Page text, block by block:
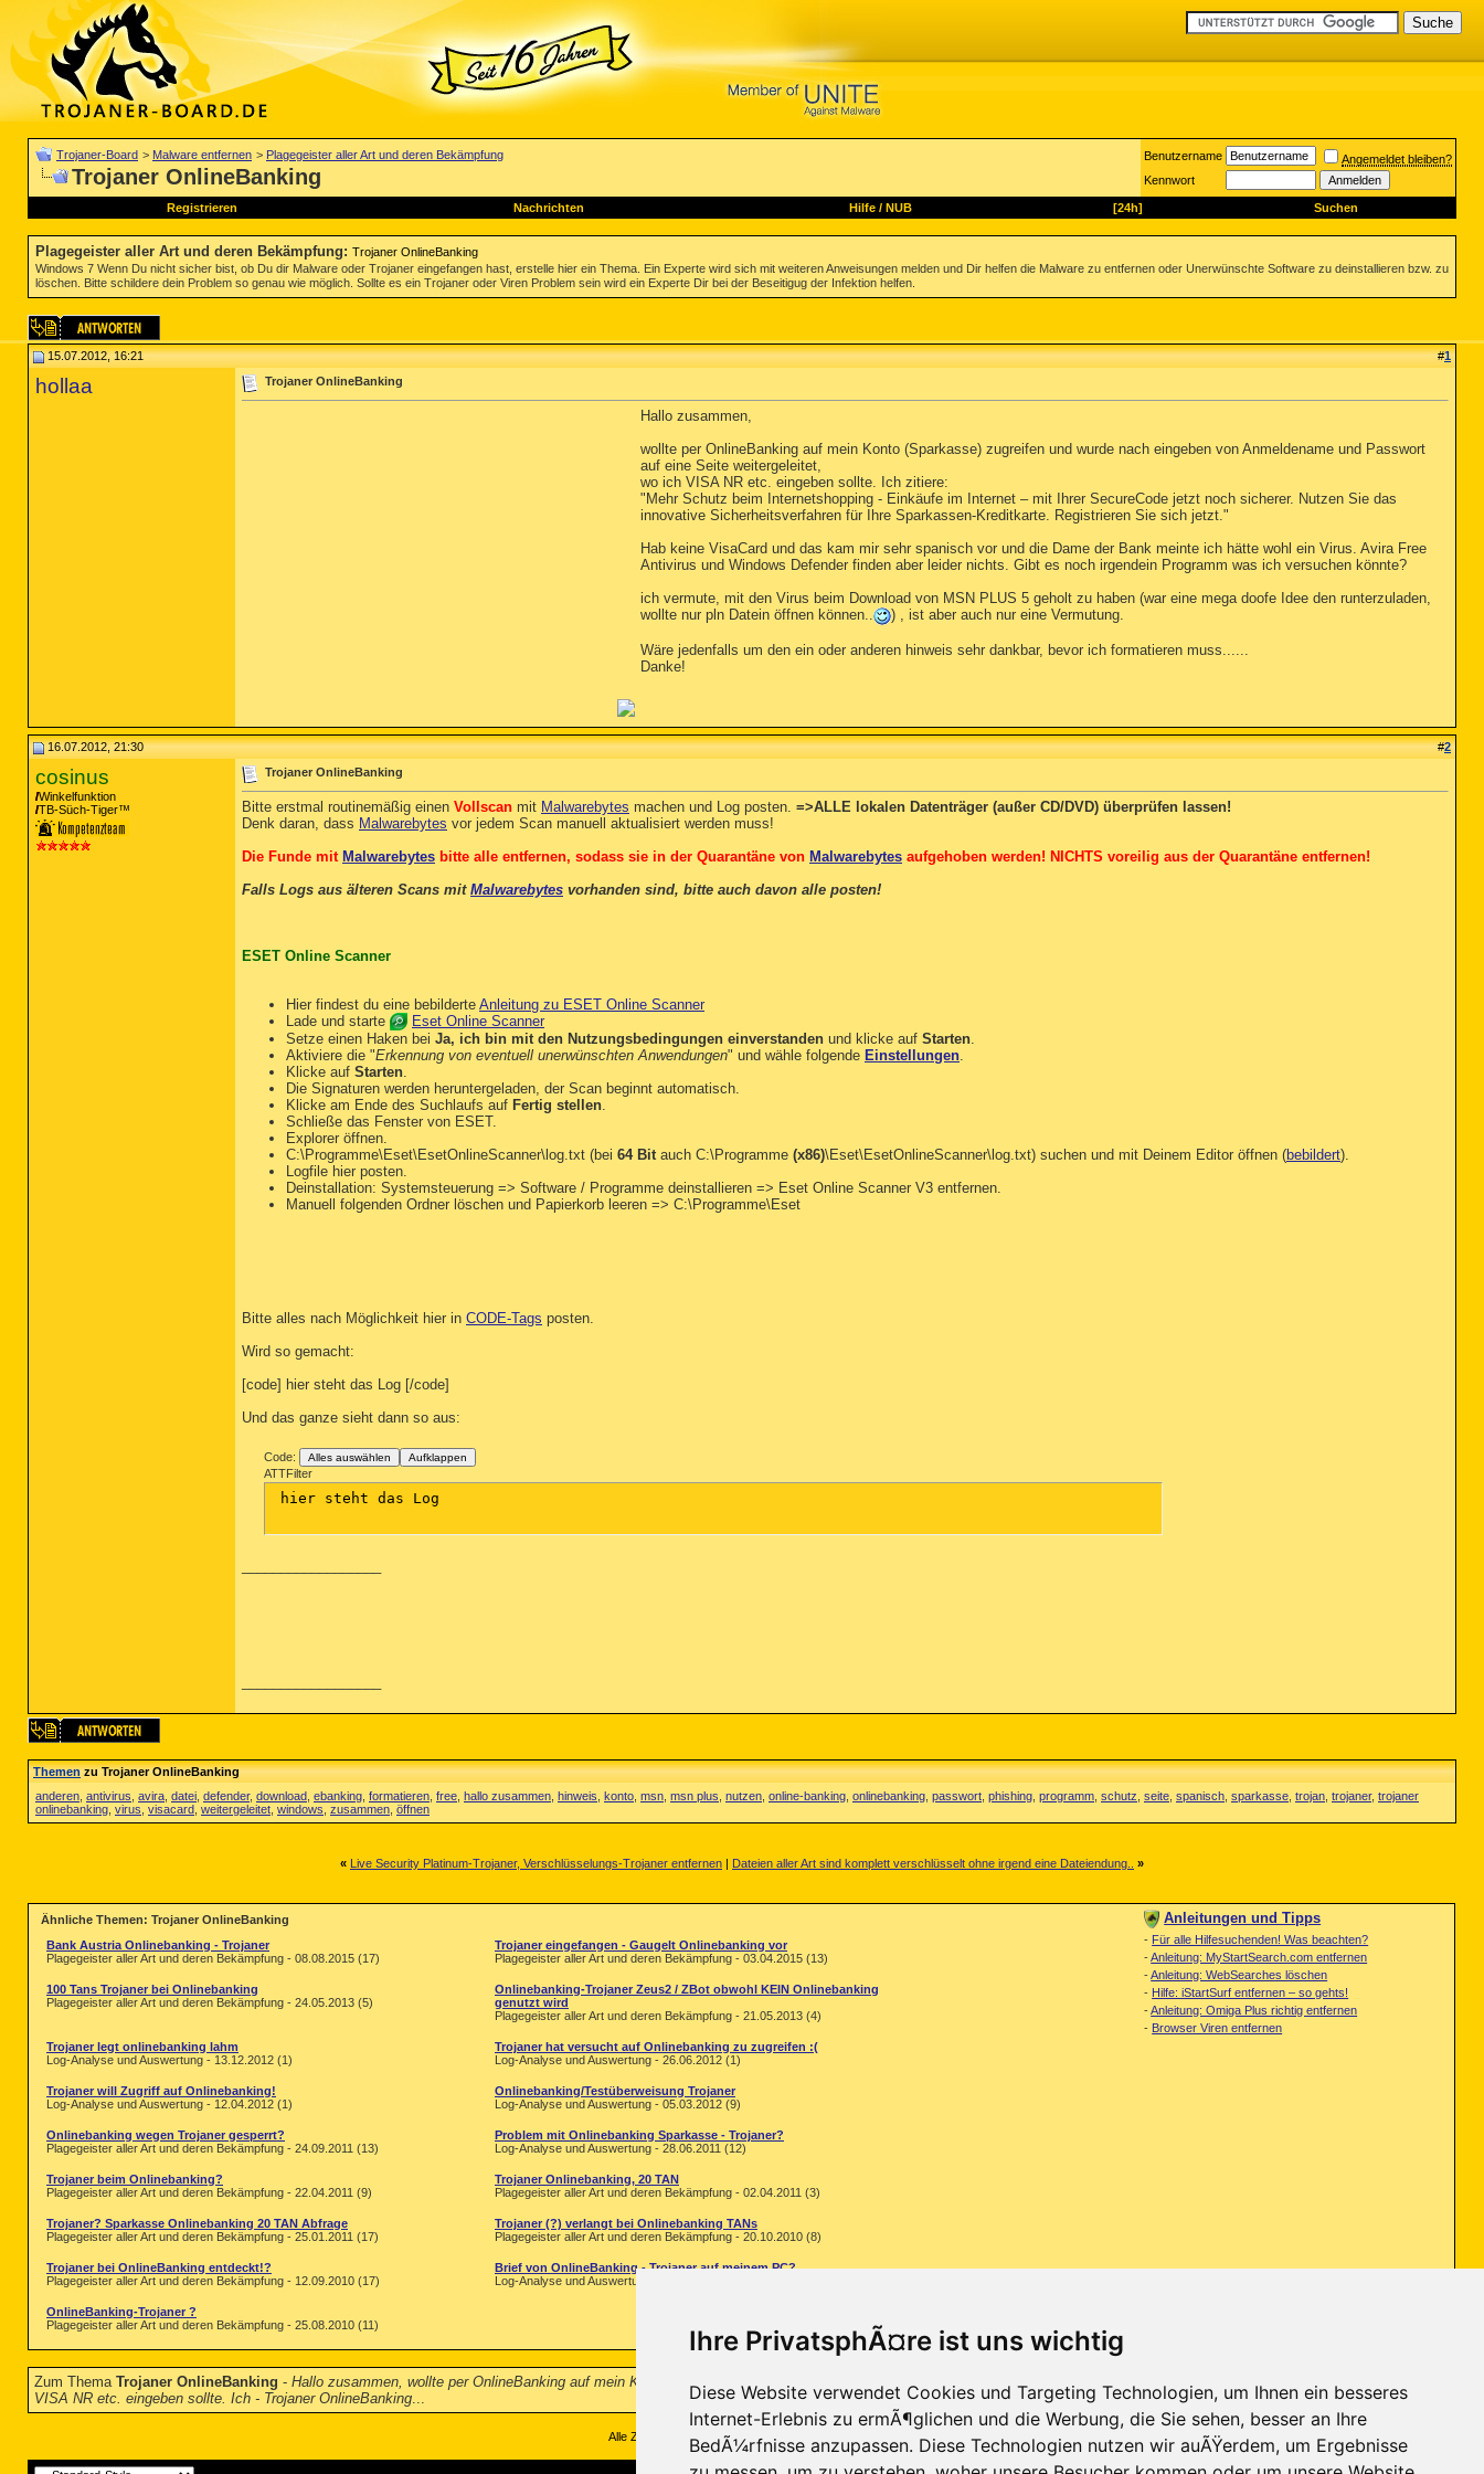
Ihre PrivatsphÃ¤re ist uns wichtig
Diese Website verwendet Cookies und Targeting Technologien, um Ihnen ein besseres
Internet-Erlebnis zu ermÃ¶glichen und die Werbung, die Sie sehen, besser an Ihre
BedÃ¼rfnisse anzupassen. Diese Technologien nutzen wir auÃŸerdem, um Ergebnisse
Trojaner-Board > Malware entfernen > Plagegeister aller Art und deren Bekämpfung
Trojaner OnlineBanking
Benutzername
Angemeldet bleiben?
Kennwort
Registrieren Nachrichten Hilfe/ NUB [24h] Suchen
Plagegeister aller Art und deren Bekämpfung: Trojaner OnlineBanking
Windows 7 Wenn Du nicht sicher bist, ob Du dir Malware oder Trojaner eingefangen hast, erstelle hier ein Thema. Ein Experte wird sich mit weiteren Anweisungen melden und Dir helfen die Malware zu entfernen oder Unerwünschte Software zu deinstallieren bzw. zu
löschen. Bitte schildere dein Problem so genau wie möglich. Sollte es ein Trojaner oder Viren Problem sein wird ein Experte Dir bei der Beseitigug der Infektion helfen.
15.07.2012, 16:21 #1
hollaa Trojaner OnlineBanking
Hallo zusammen,
wollte per OnlineBanking auf mein Konto (Sparkasse) zugreifen und wurde nach eingeben von Anmeldename und Passwort
auf eine Seite weitergeleitet,
wo ich VISA NR etc. eingeben sollte. Ich zitiere:
"Mehr Schutz beim Internetshopping - Einkäufe im Internet – mit Ihrer SecureCode jetzt noch sicherer. Nutzen Sie das
innovative Sicherheitsverfahren für Ihre Sparkassen-Kreditkarte. Registrieren Sie sich jetzt."
Hab keine VisaCard und das kam mir sehr spanisch vor und die Dame der Bank meinte ich hätte wohl ein Virus. Avira Free
Antivirus und Windows Defender finden aber leider nichts. Gibt es noch irgendein Programm was ich versuchen könnte?
ich vermute, mit den Virus beim Download von MSN PLUS 5 geholt zu haben (war eine mega doofe Idee den runterzuladen,
wollte nur pln Datein öffnen können..
) , ist aber auch nur eine Vermutung.
Wäre jedenfalls um den ein oder anderen hinweis sehr dankbar, bevor ich formatieren muss......
Danke!
16.07.2012, 21:30 #2
cosinus
Winkelfunktion
TB-Süch-Tiger™
Trojaner OnlineBanking
Bitte erstmal routinemäßig einen Vollscan mit Malwarebytes machen und Log posten. =>ALLE lokalen Datenträger (außer CD/DVD) überprüfen lassen!
Denk daran, dass Malwarebytes vor jedem Scan manuell aktualisiert werden muss!
Die Funde mit Malwarebytes bitte alle entfernen, sodass sie in der Quarantäne von Malwarebytes aufgehoben werden! NICHTS voreilig aus der Quarantäne entfernen!
Falls Logs aus älteren Scans mit Malwarebytes vorhanden sind, bitte auch davon alle posten!
ESET Online Scanner
Hier findest du eine bebilderte Anleitung zu ESET Online Scanner
Lade und starte
Eset Online Scanner
Setze einen Haken bei Ja, ich bin mit den Nutzungsbedingungen einverstanden und klicke auf Starten.
Aktiviere die "Erkennung von eventuell unerwünschten Anwendungen" und wähle folgende Einstellungen.
Klicke auf Starten.
Die Signaturen werden heruntergeladen, der Scan beginnt automatisch.
Klicke am Ende des Suchlaufs auf Fertig stellen.
Schließe das Fenster von ESET.
Explorer öffnen.
C:\Programme\Eset\EsetOnlineScanner\log.txt (bei 64 Bitauch C:\Programme (x86)\Eset\EsetOnlineScanner\log.txt) suchen und mit Deinem Editor öffnen (bebildert).
Logfile hier posten.
Deinstallation: Systemsteuerung => Software / Programme deinstallieren => Eset Online Scanner V3 entfernen.
Manuell folgenden Ordner löschen und Papierkorb leeren => C:\Programme\Eset
Bitte alles nach Möglichkeit hier in CODE-Tags posten.
Wird so gemacht:
[code] hier steht das Log [/code]
Und das ganze sieht dann so aus:
Code: Alles auswählen Aufklappen
ATTFilter
hier steht das Log
Themenzu Trojaner OnlineBanking
anderen antivirus avira datei defender, download ebanking formatieren free hallo zusammen hinweis konto msn msn plus nutzen online-banking onlinebanking passwort phishing programm schutz seite spanisch sparkasse trojan trojaner, trojaner
onlinebanking virus visacard weitergeleitet windows zusammen öffnen
« Live Security Platinum-Trojaner, Verschlüsselungs-Trojaner entfernen | Dateien aller Art sind komplett verschlüsselt ohne irgend eine Dateiendung.. »
Ähnliche Themen: Trojaner OnlineBanking
Bank Austria Onlinebanking - Trojaner
Plagegeister aller Art und deren Bekämpfung - 08.08.2015 (17)
Trojaner eingefangen - Gaugelt Onlinebanking vor
Plagegeister aller Art und deren Bekämpfung - 03.04.2015 (13)
100 Tans Trojaner bei Onlinebanking
Plagegeister aller Art und deren Bekämpfung - 24.05.2013 (5)
Onlinebanking-Trojaner Zeus2 / ZBot obwohl KEIN Onlinebanking
genutzt wird
Plagegeister aller Art und deren Bekämpfung - 21.05.2013 (4)
Trojaner legt onlinebanking lahm
Log-Analyse und Auswertung - 13.12.2012 (1)
Trojaner hat versucht auf Onlinebanking zu zugreifen :(
Log-Analyse und Auswertung - 26.06.2012 (1)
Trojaner will Zugriff auf Onlinebanking!
Log-Analyse und Auswertung - 12.04.2012 (1)
Onlinebanking/Testüberweisung Trojaner
Log-Analyse und Auswertung - 05.03.2012 (9)
Onlinebanking wegen Trojaner gesperrt?
Plagegeister aller Art und deren Bekämpfung - 24.09.2011 (13)
Problem mit Onlinebanking Sparkasse - Trojaner?
Log-Analyse und Auswertung - 28.06.2011 (12)
Trojaner beim Onlinebanking?
Plagegeister aller Art und deren Bekämpfung - 22.04.2011 (9)
Trojaner Onlinebanking, 20 TAN
Plagegeister aller Art und deren Bekämpfung - 02.04.2011 (3)
Trojaner? Sparkasse Onlinebanking 20 TAN Abfrage
Plagegeister aller Art und deren Bekämpfung - 25.01.2011 (17)
Trojaner (?) verlangt bei Onlinebanking TANs
Plagegeister aller Art und deren Bekämpfung - 20.10.2010 (8)
Trojaner bei OnlineBanking entdeckt!?
Plagegeister aller Art und deren Bekämpfung - 12.09.2010 (17)
Brief von OnlineBanking - Trojaner auf meinem PC?
Log-Analyse und Auswertung - 03.09.2010 (24)
OnlineBanking-Trojaner ?
Plagegeister aller Art und deren Bekämpfung - 25.08.2010 (11)
Anleitungen und Tipps
- Für alle Hilfesuchenden! Was beachten?
-Anleitung: MyStartSearch.com entfernen
-Anleitung: WebSearches löschen
- Hilfe: iStartSurf entfernen – so gehts!
-Anleitung: Omiga Plus richtig entfernen
- Browser Viren entfernen
Zum Thema Trojaner OnlineBanking - Hallo zusammen, wollte per OnlineBanking auf mein Konto (Sparkasse) zugreifen und wurde nach eingeben von Anmeldename und Passwort auf eine Seite weitergeleitet, wo ich
VISA NR etc. eingeben sollte. Ich - Trojaner OnlineBanking...
Alle Zeitangaben in WEZ +1. Es ist jetzt